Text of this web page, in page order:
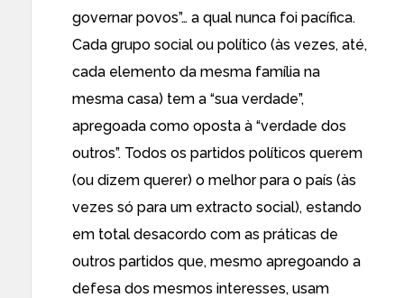
governar povos”… a qual nunca foi pacífica.
Cada grupo social ou político (às vezes, até,
cada elemento da mesma família na
mesma casa) tem a “sua verdade”,
apregoada como oposta à “verdade dos
outros”. Todos os partidos políticos querem
(ou dizem querer) o melhor para o país (às
vezes só para um extracto social), estando
em total desacordo com as práticas de
outros partidos que, mesmo apregoando a
defesa dos mesmos interesses, usam